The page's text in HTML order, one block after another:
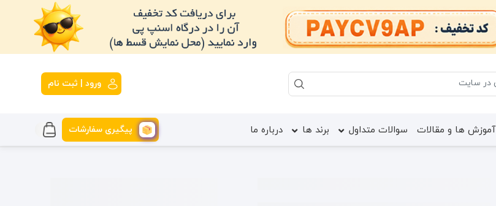
ورود | ثبت نام
پیگیری سفارشات آموزش ها و مقالات سوالات متداول برند ها درباره ما